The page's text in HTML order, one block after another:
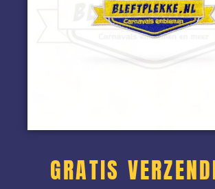
GRATIS